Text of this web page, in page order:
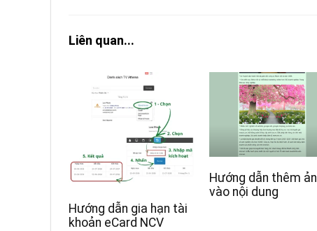
Liên quan...
Hướng dẫn gia hạn tài
khoản eCard NCV
Hướng dẫn thêm
vào nội dung